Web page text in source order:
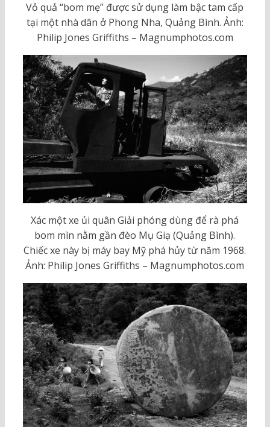
Vỏ quả “bom mẹ” được sử dụng làm bậc tam cấp
tại một nhà dân ở Phong Nha, Quảng Bình. Ảnh:
Philip Jones Griffiths – Magnumphotos.com
Xác một xe ủi quân Giải phóng dùng để rà phá
bom mìn nằm gần đèo Mụ Giạ (Quảng Bình).
Chiếc xe này bị máy bay Mỹ phá hủy từ năm 1968.
Ảnh: Philip Jones Griffiths – Magnumphotos.com